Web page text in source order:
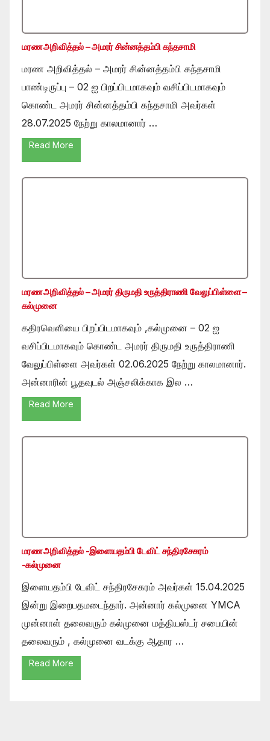
மரண அறிவித்தல் – அமரர் சின்னத்தம்பி கந்தசாமி
மரண அறிவித்தல் – அமரர் சின்னத்தம்பி கந்தசாமி
பாண்டிருப்பு – 02 ஐ பிறப்பிடமாகவும் வசிப்பிடமாகவும்
கொண்ட அமரர் சின்னத்தம்பி கந்தசாமி அவர்கள்
28.07.2025 நேற்று காலமானார் …
Read More
மரண அறிவித்தல் – அமரர் திருமதி உருத்திராணி வேலுப்பிள்ளை –
கல்முனை
கதிரவெளியை பிறப்பிடமாகவும் ,கல்முனை – 02 ஐ
வசிப்பிடமாகவும் கொண்ட அமரர் திருமதி உருத்திராணி
வேலுப்பிள்ளை அவர்கள் 02.06.2025 நேற்று காலமானார்.
அன்னாரின் பூதவுடல் அஞ்சலிக்காக இல …
Read More
மரண அறிவித்தல் -இளையதம்பி டேவிட் சந்திரசேகரம்
-கல்முனை
இளையதம்பி டேவிட் சந்திரசேகரம் அவர்கள் 15.04.2025
இன்று இறைபதமடைந்தார். அன்னார் கல்முனை YMCA
முன்னாள் தலைவரும் கல்முனை மத்தியஸ்டர் சபையின்
தலைவரும் , கல்முனை வடக்கு ஆதார …
Read More